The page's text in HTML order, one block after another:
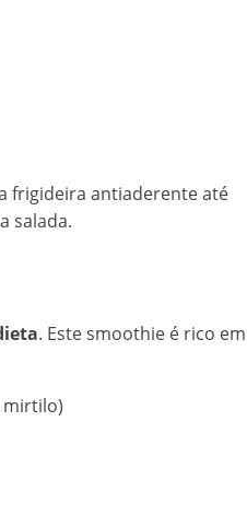
frigideira antiaderente até
salada.
. Este smoothie é rico em
mirtilo)